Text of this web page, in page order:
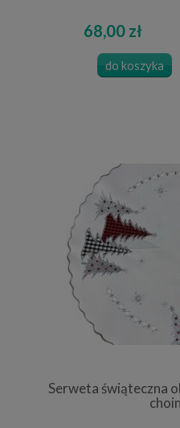
68,00 zł
do koszyka
Serweta świąteczna